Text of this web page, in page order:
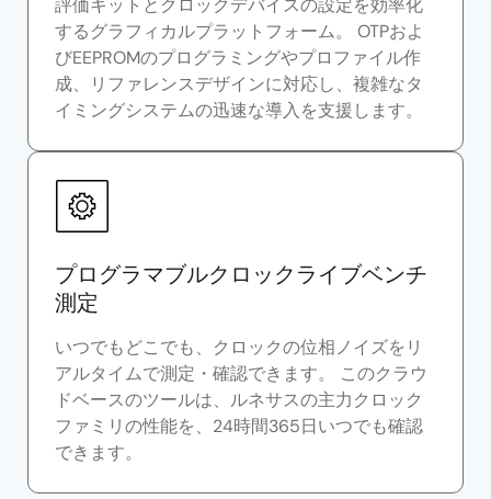
評価キットとクロックデバイスの設定を効率化
するグラフィカルプラットフォーム。 OTPおよ
びEEPROMのプログラミングやプロファイル作
成、リファレンスデザインに対応し、複雑なタ
イミングシステムの迅速な導入を支援します。
プログラマブルクロックライブベンチ
測定
いつでもどこでも、クロックの位相ノイズをリ
アルタイムで測定・確認できます。 このクラウ
ドベースのツールは、ルネサスの主力クロック
ファミリの性能を、24時間365日いつでも確認
できます。